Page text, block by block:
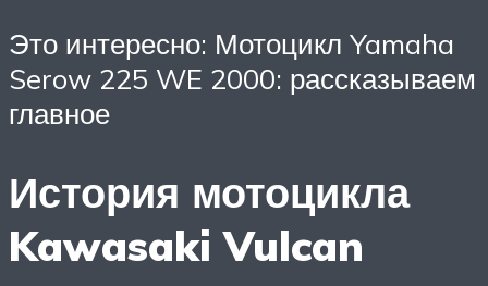
Это интересно: Мотоцикл Yamaha
Serow 225 WE 2000: рассказываем
главное
История мотоцикла
Kawasaki Vulcan